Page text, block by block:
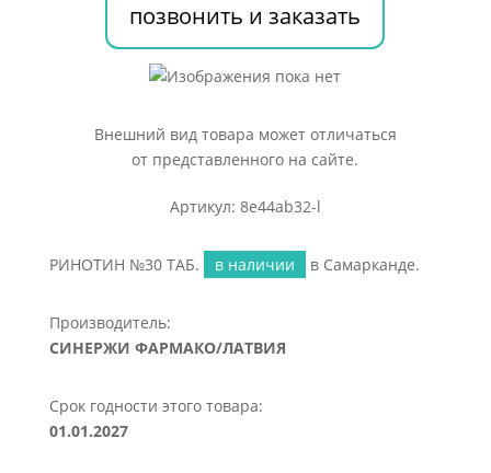
позвонить и заказать
Внешний вид товара может отличаться
от представленного на сайте.
Артикул: 8e44ab32-l
РИНОТИН №30 ТАБ. в наличии в Самарканде.
Производитель:
СИНЕРЖИ ФАРМАКО/ЛАТВИЯ
Срок годности этого товара:
01.01.2027